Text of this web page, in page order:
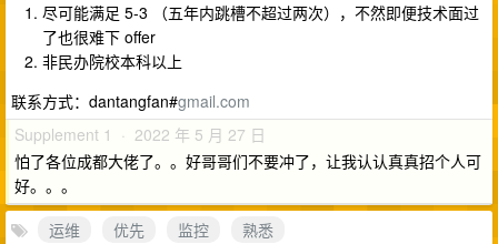
尽可能满足 5-3 （五年内跳槽不超过两次），不然即便技术面过
了也很难下 offer
非民办院校本科以上
联系方式：dantangfan#gmail.com
Supplement 1 · 2022 年 5 月 27 日
怕了各位成都大佬了。。好哥哥们不要冲了，让我认认真真招个人可
好。。。
运维
优先 监控
熟悉